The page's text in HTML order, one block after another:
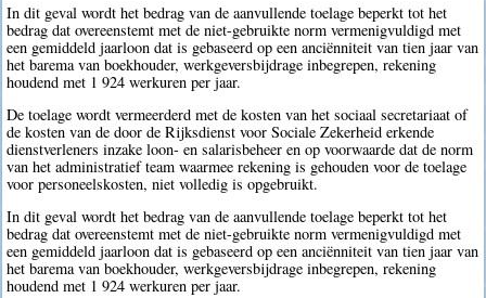
In dit geval wordt het bedrag van de aanvullende toelage beperkt tot het
bedrag dat overeenstemt met de niet-gebruikte norm vermenigvuldigd met
een gemiddeld jaarloon dat is gebaseerd op een anciënniteit van tien jaar van
het barema van boekhouder, werkgeversbijdrage inbegrepen, rekening
houdend met 1 924 werkuren per jaar.
De toelage wordt vermeerderd met de kosten van het sociaal secretariaat of
de kosten van de door de Rijksdienst voor Sociale Zekerheid erkende
dienstverleners inzake loon- en salarisbeheer en op voorwaarde dat de norm
van het administratief team waarmee rekening is gehouden voor de toelage
voor personeelskosten, niet volledig is opgebruikt.
In dit geval wordt het bedrag van de aanvullende toelage beperkt tot het
bedrag dat overeenstemt met de niet-gebruikte norm vermenigvuldigd met
een gemiddeld jaarloon dat is gebaseerd op een anciënniteit van tien jaar van
het barema van boekhouder, werkgeversbijdrage inbegrepen, rekening
houdend met 1 924 werkuren per jaar.